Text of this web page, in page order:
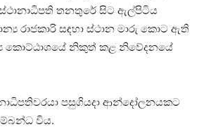
තනතුරේ සිට ඇල්පිටිය
රාජකාරි සඳහා ස්ථාන මාරු කොට ඇති
කොට්ඨාශයේ නිකුත් කළ නිවේදනයේ
පසුගියදා ආන්දෝලනයකට
විය.